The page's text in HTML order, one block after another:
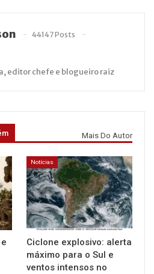
44147 Posts
editor chefe e blogueiro raiz
Mais Do Autor
Notícias
Ciclone explosivo: alerta
máximo para o Sul e
ventos intensos no